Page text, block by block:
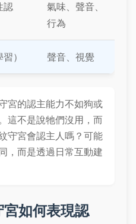
認
氣味、聲音、
行為
） 聲音、視覺
宮的認主能力不如狗或
這不是說牠們沒用，而
守宮會認主人嗎？可能
，而是透過日常互動建
如何表現認